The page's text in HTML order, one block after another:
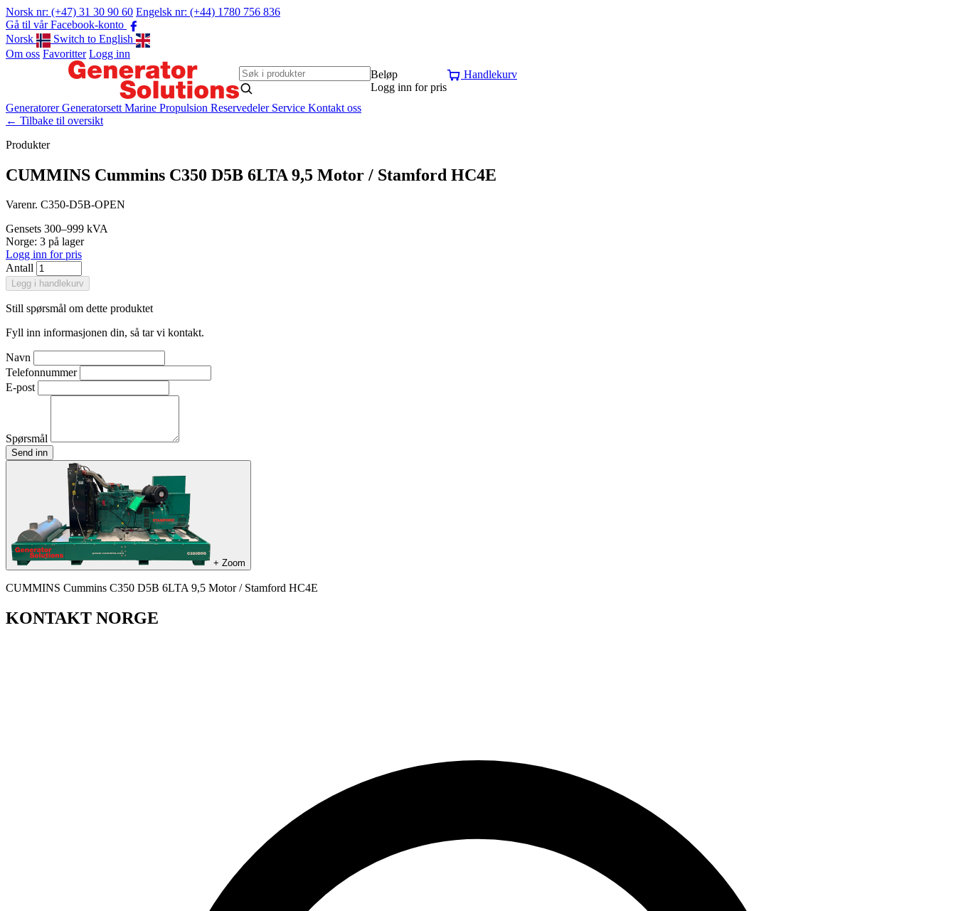
Norsk nr: (+47) 31 30 90 60 Engelsk nr: (+44) 1780 756 836
Gå til vår Facebook-konto
Norsk
Switch to English
Om oss Favoritter Logg inn
Beløp
Logg inn for pris
Handlekurv
GeneratorerGeneratorsett Marine Propulsion Reservedeler Service Kontakt oss
← Tilbake til oversikt
Produkter
CUMMINS Cummins C350 D5B 6LTA 9,5 Motor / Stamford HC4E
Varenr. C350-D5B-OPEN
Gensets 300–999 kVA
Norge: 3 på lager
Logg inn for pris
Antall
Legg i handlekurv
Still spørsmål om dette produktet
Fyll inn informasjonen din, så tar vi kontakt.
Navn
Telefonnummer
E-post
Spørsmål
Send inn
+ Zoom
CUMMINS Cummins C350 D5B 6LTA 9,5 Motor / Stamford HC4E
KONTAKT NORGE